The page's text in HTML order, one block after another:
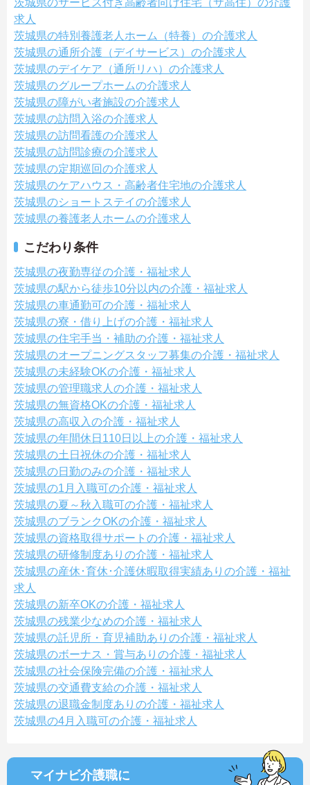
茨城県のサービス付き高齢者向け住宅（サ高住）の介護
求人
茨城県の特別養護老人ホーム（特養）の介護求人
茨城県の通所介護（デイサービス）の介護求人
茨城県のデイケア（通所リハ）の介護求人
茨城県のグループホームの介護求人
茨城県の障がい者施設の介護求人
茨城県の訪問入浴の介護求人
茨城県の訪問看護の介護求人
茨城県の訪問診療の介護求人
茨城県の定期巡回の介護求人
茨城県のケアハウス・高齢者住宅地の介護求人
茨城県のショートステイの介護求人
茨城県の養護老人ホームの介護求人
こだわり条件
茨城県の夜勤専従の介護・福祉求人
茨城県の駅から徒歩10分以内の介護・福祉求人
茨城県の車通勤可の介護・福祉求人
茨城県の寮・借り上げの介護・福祉求人
茨城県の住宅手当・補助の介護・福祉求人
茨城県のオープニングスタッフ募集の介護・福祉求人
茨城県の未経験OKの介護・福祉求人
茨城県の管理職求人の介護・福祉求人
茨城県の無資格OKの介護・福祉求人
茨城県の高収入の介護・福祉求人
茨城県の年間休日110日以上の介護・福祉求人
茨城県の土日祝休の介護・福祉求人
茨城県の日勤のみの介護・福祉求人
茨城県の1月入職可の介護・福祉求人
茨城県の夏～秋入職可の介護・福祉求人
茨城県のブランクOKの介護・福祉求人
茨城県の資格取得サポートの介護・福祉求人
茨城県の研修制度ありの介護・福祉求人
茨城県の産休･育休･介護休暇取得実績ありの介護・福祉
求人
茨城県の新卒OKの介護・福祉求人
茨城県の残業少なめの介護・福祉求人
茨城県の託児所・育児補助ありの介護・福祉求人
茨城県のボーナス・賞与ありの介護・福祉求人
茨城県の社会保険完備の介護・福祉求人
茨城県の交通費支給の介護・福祉求人
茨城県の退職金制度ありの介護・福祉求人
茨城県の4月入職可の介護・福祉求人
マイナビ介護職に